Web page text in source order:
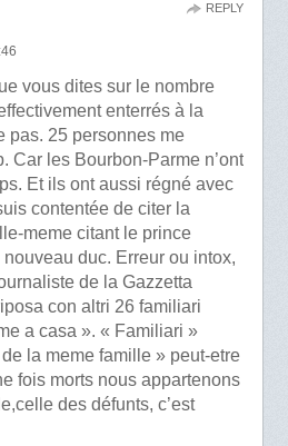
vous dites sur le nombre
enterrés à la
pas. 25 personnes me
Car les Bourbon-Parme n’ont
Et ils ont aussi régné avec
contentée de citer la
meme citant le prince
duc. Erreur ou intox,
de la Gazzetta
con altri 26 familiari
a casa ». « Familiari »
la meme famille » peut-etre
fois morts nous appartenons
des défunts, c’est
REPLY